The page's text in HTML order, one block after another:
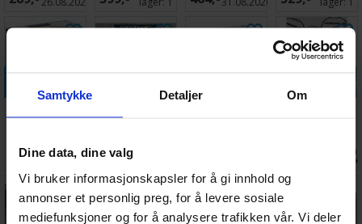
Samtykke Detaljer Om
Dine data, dine valg
Vi bruker informasjonskapsler for å gi innhold og
annonser et personlig preg, for å levere sosiale
mediefunksjoner og for å analysere trafikken vår. Vi deler
Terrain
449,- Antall på
lager: 1 869,-
Legg i
Antall på
20+